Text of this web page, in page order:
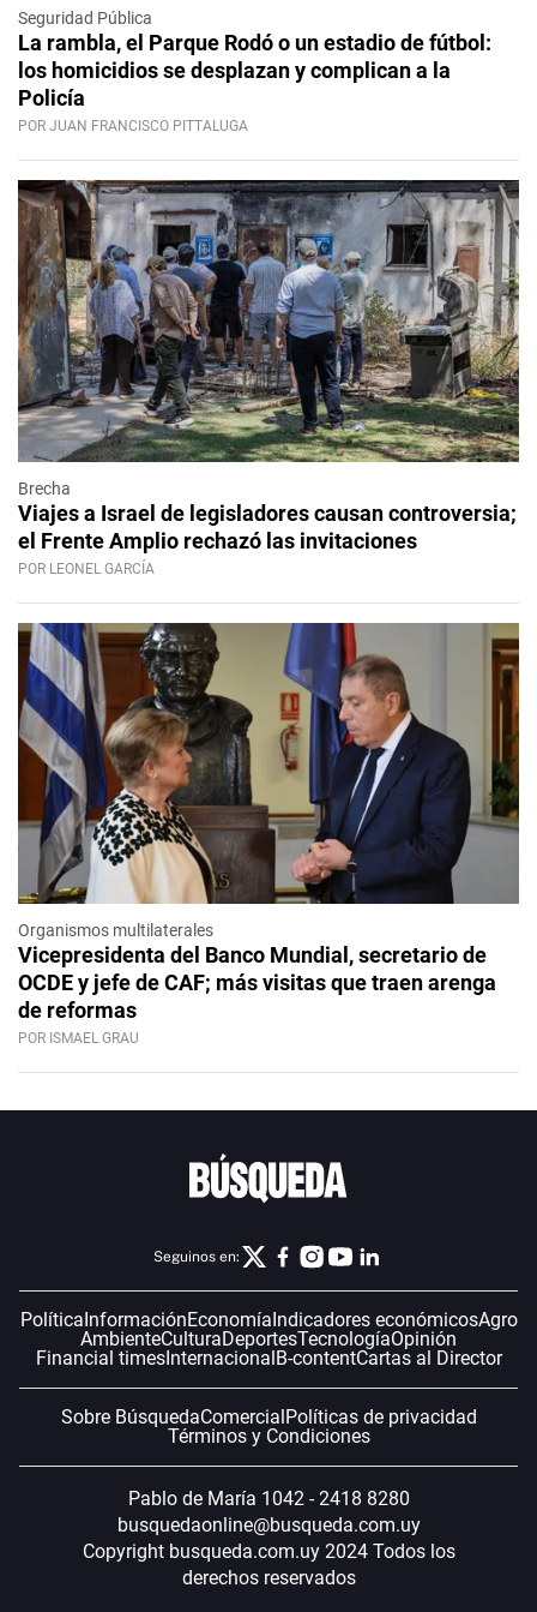
Seguridad Pública
La rambla, el Parque Rodó o un estadio de fútbol:
los homicidios se desplazan y complican a la
Policía
POR JUAN FRANCISCO PITTALUGA
Brecha
Viajes a Israel de legisladores causan controversia;
el Frente Amplio rechazó las invitaciones
POR LEONEL GARCÍA
Organismos multilaterales
Vicepresidenta del Banco Mundial, secretario de
OCDE y jefe de CAF; más visitas que traen arenga
de reformas
POR ISMAEL GRAU
Seguinos en:
Política InformaciónEconomía Indicadores económicosAgro
AmbienteCulturaDeportesTecnologíaOpinión
Financial timesInternacional B-contentCartas al Director
Sobre BúsquedaComercial Políticas de privacidad
Términos y Condiciones
Pablo de María 1042 - 2418 8280
busquedaonline@busqueda.com.uy
Copyright busqueda.com.uy 2024 Todos los
derechos reservados